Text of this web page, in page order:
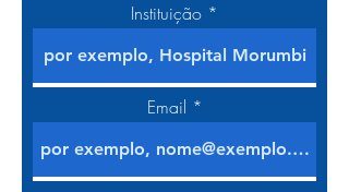
Instituição
Email